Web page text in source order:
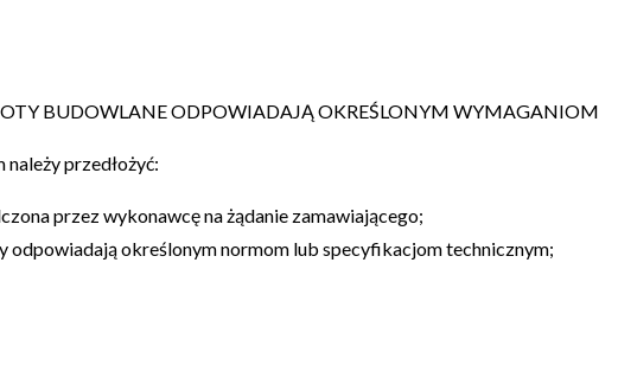
BUDOWLANE ODPOWIADAJĄ OKREŚLONYM WYMAGANIOM
przedłożyć:
przez wykonawcę na żądanie zamawiającego;
określonym normom lub specyfikacjom technicznym;